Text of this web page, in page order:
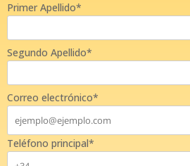
Primer Apellido*
Segundo Apellido*
Correo electrónico*
Teléfono principal*